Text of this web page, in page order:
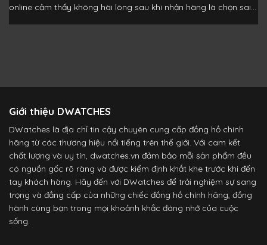
online cảm thấy không hài lòng sau khi nhận hàng là chọn sai...
Giới thiệu DWATCHES
DWatches là địa chỉ tin cậy chuyên cung cấp đồng hồ chính
hãng từ các thương hiệu nổi tiếng trên thế giới. Với cam kết
chất lượng và uy tín, dwatches.vn đảm bảo mỗi sản phẩm đều
có nguồn gốc rõ ràng và được kiểm định khắt khe trước khi đến
tay khách hàng. Hãy đến với DWatches để trải nghiệm sự sang
trọng và đẳng cấp của những chiếc đồng hồ chính hãng, đồng
hành cùng bạn trong mọi khoảnh khắc đáng nhớ của cuộc
sống.